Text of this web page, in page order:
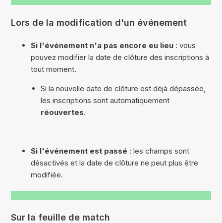
Lors de la modification d'un événement
Si l'événement n'a pas encore eu lieu : vous
pouvez modifier la date de clôture des inscriptions à
tout moment.
Si la nouvelle date de clôture est déjà dépassée,
les inscriptions sont automatiquement
réouvertes.
Si l'événement est passé : les champs sont
désactivés et la date de clôture ne peut plus être
modifiée.
Sur la feuille de match